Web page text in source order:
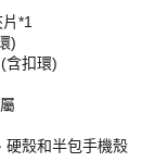
*1
)
含扣環)
硬殼和半包手機殼